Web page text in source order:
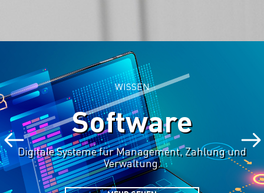
WISSEN
Software
Digitale Systeme für Management, Zahlung und
Verwaltung.